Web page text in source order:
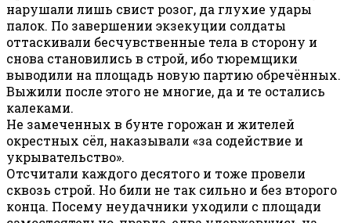
нарушали лишь свист розог, да глухие удары
палок. По завершении экзекуции солдаты
оттаскивали бесчувственные тела в сторону и
снова становились в строй, ибо тюремщики
выводили на площадь новую партию обречённых.
Выжили после этого не многие, да и те остались
калеками.
Не замеченных в бунте горожан и жителей
окрестных сёл, наказывали «за содействие и
укрывательство».
Отсчитали каждого десятого и тоже провели
сквозь строй. Но били не так сильно и без второго
конца. Посему неудачники уходили с площади